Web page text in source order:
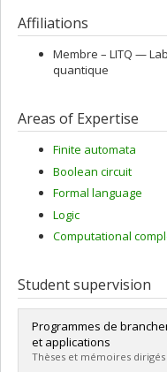
Affiliations
Membre – LITQ —
quantique
Areas of Expertise
Finite automata
Boolean circuit
Formal language
Logic
Computational
Student supervision
Programmes de
et applications
Thèses et mémoires dirigés